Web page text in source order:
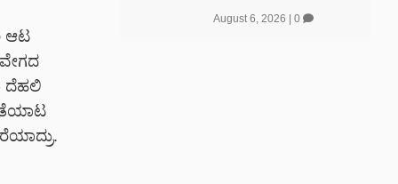
ಆಟ
ದೆಹಲಿ
August 6, 2026 0